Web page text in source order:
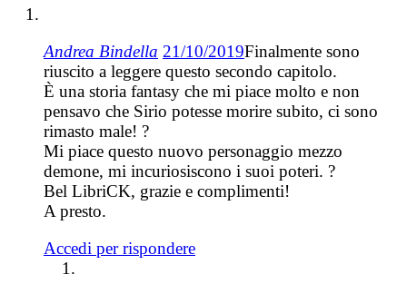
Andrea Bindella 21/10/2019Finalmente sono
riuscito a leggere questo secondo capitolo.
È una storia fantasy che mi piace molto e non
pensavo che Sirio potesse morire subito, ci sono
rimasto male! ?
Mi piace questo nuovo personaggio mezzo
demone, mi incuriosiscono i suoi poteri. ?
Bel LibriCK, grazie e complimenti!
A presto.
Accedi per rispondere